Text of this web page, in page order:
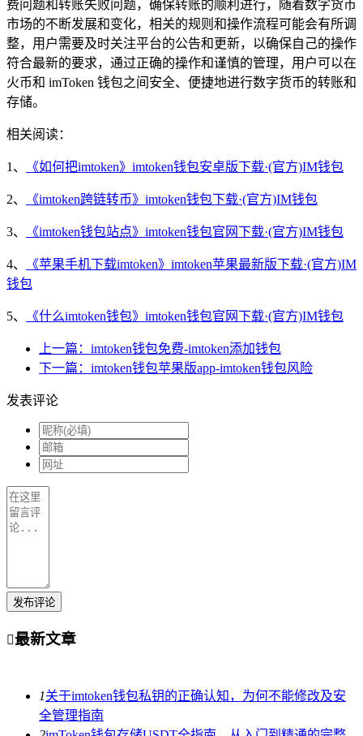
费问题和转账失败问题，确保转账的顺利进行，随着数字货币
市场的不断发展和变化，相关的规则和操作流程可能会有所调
整，用户需要及时关注平台的公告和更新，以确保自己的操作
符合最新的要求，通过正确的操作和谨慎的管理，用户可以在
火币和 imToken 钱包之间安全、便捷地进行数字货币的转账和
存储。
相关阅读：
1、 《如何把imtoken》imtoken钱包安卓版下载·(官方)IM钱包
2、 《imtoken跨链转币》imtoken钱包下载·(官方)IM钱包
3、 《imtoken钱包站点》imtoken钱包官网下载·(官方)IM钱包
4、
《苹果手机下载imtoken》imtoken苹果最新版下载·(官方)IM
钱包
5、 《什么imtoken钱包》imtoken钱包官网下载·(官方)IM钱包
上一篇：imtoken钱包免费-imtoken添加钱包
下一篇：imtoken钱包苹果版app-imtoken钱包风险
发表评论
发布评论
最新文章
1关于imtoken钱包私钥的正确认知，为何不能修改及安
全管理指南